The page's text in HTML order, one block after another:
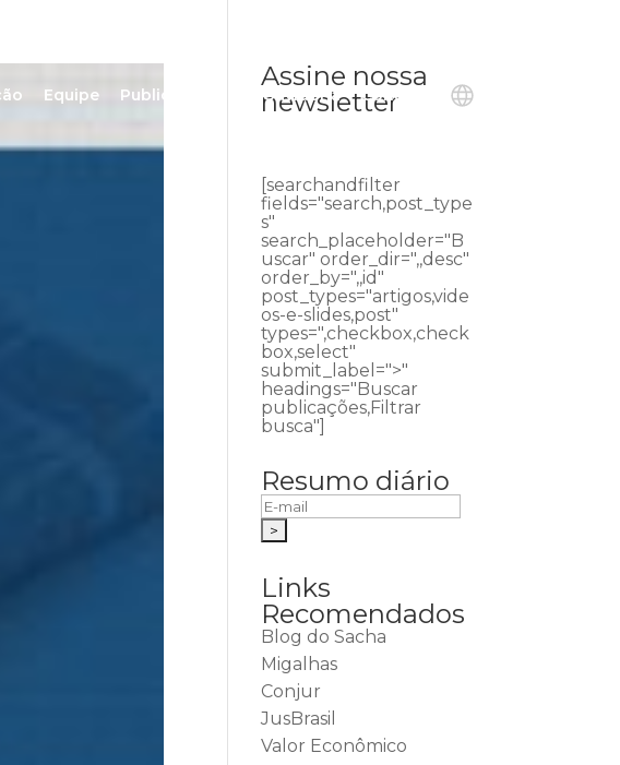
Equipe Publicações Ouvidoria Contato
Assine nossa
newsletter
[searchandfilter
fields="search,post_type
s"
search_placeholder="B
uscar" order_dir=",,desc"
order_by=",,id"
post_types="artigos,vide
os-e-slides,post"
types=",checkbox,check
box,select"
submit_label=">"
headings="Buscar
publicações,Filtrar
busca"]
Resumo diário
Links
Recomendados
Blog do Sacha
Migalhas
Conjur
JusBrasil
Valor Econômico